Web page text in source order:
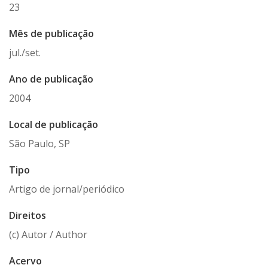
23
Mês de publicação
jul./set.
Ano de publicação
2004
Local de publicação
São Paulo, SP
Tipo
Artigo de jornal/periódico
Direitos
(c) Autor / Author
Acervo